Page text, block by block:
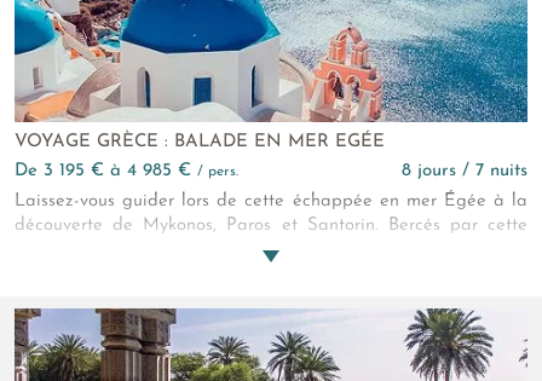
VOYAGE GRÈCE : BALADE EN MER EGÉE
de 3 195 € à 4 985 € / pers.
8 jours / 7 nuits
Laissez-vous guider lors de cette échappée en mer Égée à la
découverte de Mykonos, Paros et Santorin. Bercés par cette
beauté nuancée de bleu et de blanc, vous découvrez ces